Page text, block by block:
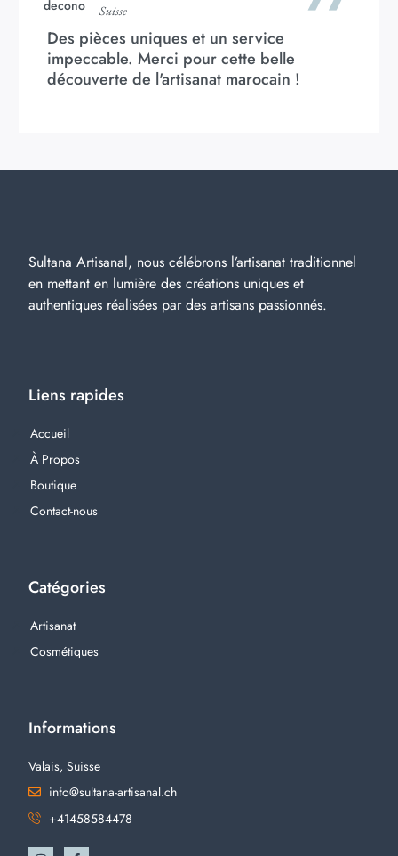
Suisse
Des pièces uniques et un service
impeccable. Merci pour cette belle
découverte de l'artisanat marocain !
Sultana Artisanal, nous célébrons l’artisanat traditionnel
en mettant en lumière des créations uniques et
authentiques réalisées par des artisans passionnés.
Liens rapides
Accueil
À Propos
Boutique
Contact-nous
Catégories
Artisanat
Cosmétiques
Informations
Valais, Suisse
info@sultana-artisanal.ch
+41458584478